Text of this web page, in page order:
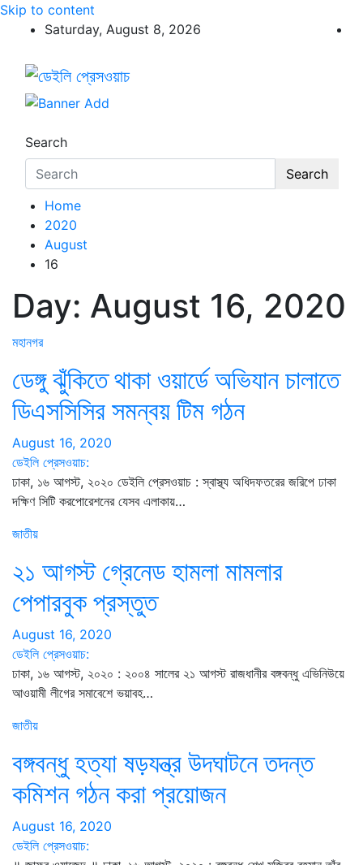
Skip to content
Saturday, August 8, 2026
ডেইলি প্রেসওয়াচ
ডেইলি প্রেসওয়াচ মুক্তিযুদ্ধের চেতনায় উদ্বুদ্ধ মুখপত্র
Search
Search
Home
2020
August
16
Day: August 16, 2020
মহানগর
ডেঙ্গু ঝুঁকিতে থাকা ওয়ার্ডে অভিযান চালাতে
ডিএসসিসির সমন্বয় টিম গঠন
August 16, 2020
ডেইলি প্রেসওয়াচ:
ঢাকা, ১৬ আগস্ট, ২০২০ ডেইলি প্রেসওয়াচ : স্বাস্থ্য অধিদফতরের জরিপে ঢাকা
দক্ষিণ সিটি করপোরেশনের যেসব এলাকায়…
জাতীয়
২১ আগস্ট গ্রেনেড হামলা মামলার
পেপারবুক প্রস্তুত
August 16, 2020
ডেইলি প্রেসওয়াচ:
ঢাকা, ১৬ আগস্ট, ২০২০ : ২০০৪ সালের ২১ আগস্ট রাজধানীর বঙ্গবন্ধু এভিনিউয়ে
আওয়ামী লীগের সমাবেশে ভয়াবহ…
জাতীয়
বঙ্গবন্ধু হত্যা ষড়যন্ত্র উদঘাটনে তদন্ত
কমিশন গঠন করা প্রয়োজন
August 16, 2020
ডেইলি প্রেসওয়াচ: